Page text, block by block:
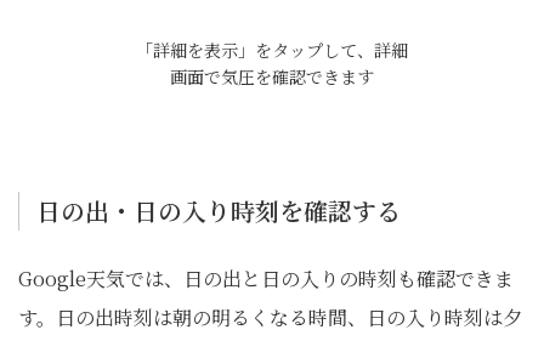
「詳細を表示」をタップして、詳細
画面で気圧を確認できます
日の出・日の入り時刻を確認する
Google天気では、日の出と日の入りの時刻も確認できま
す。日の出時刻は朝の明るくなる時間、日の入り時刻は夕